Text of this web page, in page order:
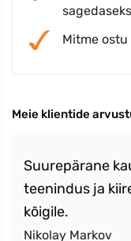
Mitme
Meie klientide
Suurepärane
teenindus ja
kõigile.
Nikolay Markov